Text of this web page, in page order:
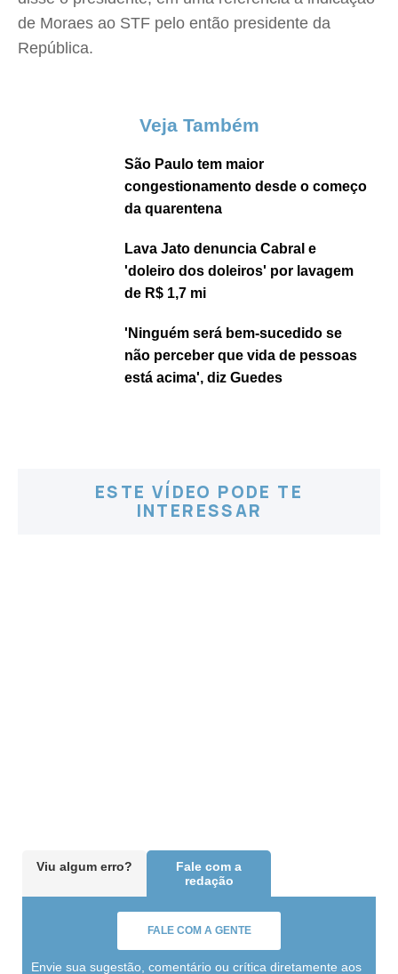
de Moraes ao STF pelo então presidente da
República.
Veja Também
São Paulo tem maior
congestionamento desde o começo
da quarentena
Lava Jato denuncia Cabral e
'doleiro dos doleiros' por lavagem
de R$ 1,7 mi
'Ninguém será bem-sucedido se
não perceber que vida de pessoas
está acima', diz Guedes
ESTE VÍDEO PODE TE
INTERESSAR
Viu algum erro?
Fale com a
redação
FALE COM A GENTE
Envie sua sugestão, comentário ou crítica diretamente aos